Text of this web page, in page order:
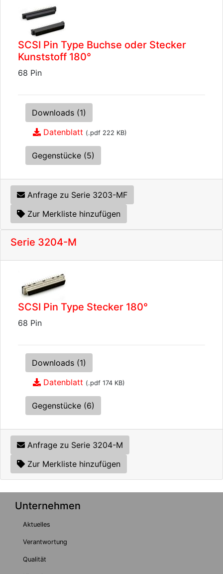
SCSI Pin Type Buchse oder Stecker
Kunststoff 180°
68 Pin
Downloads (1)
Datenblatt (.pdf 222 KB)
Gegenstücke (5)
Anfrage zu Serie 3203-MF
Zur Merkliste hinzufügen
Serie 3204-M
SCSI Pin Type Stecker 180°
68 Pin
Downloads (1)
Datenblatt (.pdf 174 KB)
Gegenstücke (6)
Anfrage zu Serie 3204-M
Zur Merkliste hinzufügen
Unternehmen
Aktuelles
Verantwortung
Qualität